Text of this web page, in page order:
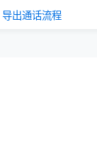
导出通话流程